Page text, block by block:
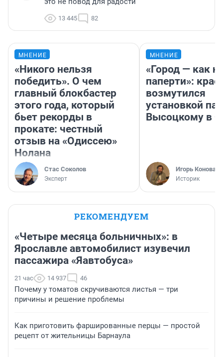
13 445 82
МНЕНИЕ
«Никого нельзя
победить». О чем
главный блокбастер
этого года, который
бьет рекорды в
прокате: честный
отзыв на «Одиссею»
Нолана
Стас Соколов
Эксперт
МНЕНИЕ
«Город — как
паперти»:
возмутился
установкой
Высоцкому в
Игорь
Историк
РЕКОМЕНДУЕМ
«Четыре месяца больничных»: в
Ярославле автомобилист изувечил
пассажира «Яавтобуса»
21 час 14 937 46
Почему у томатов скручиваются листья — три
причины и решение проблемы
Как приготовить фаршированные перцы — простой
рецепт от жительницы Барнаула